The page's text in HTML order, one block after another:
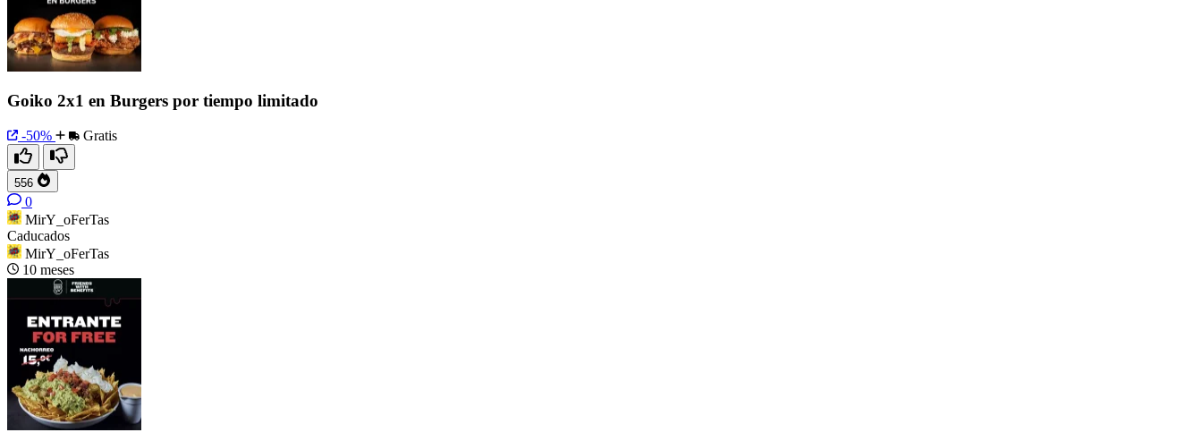
Goiko 2x1 en Burgers por tiempo limitado
-50% Gratis
556
0
MirY_oFerTas
Caducados
MirY_oFerTas
10 meses